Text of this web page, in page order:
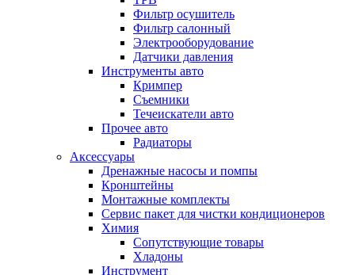
Фильтр осушитель
Фильтр салонный
Электрооборудование
Датчики давления
Инструменты авто
Кримпер
Съемники
Течеискатели авто
Прочее авто
Радиаторы
Аксессуары
Дренажные насосы и помпы
Кронштейны
Монтажные комплекты
Сервис пакет для чистки кондиционеров
Химия
Сопутствующие товары
Хладоны
Инструмент